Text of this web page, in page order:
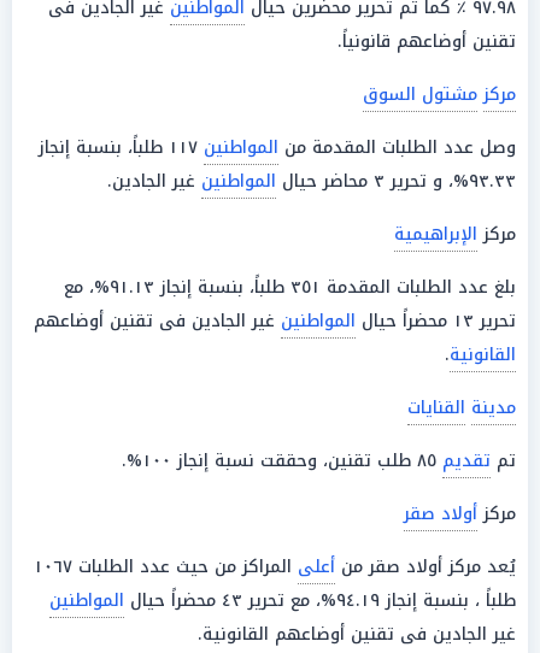
٩٧.٩٨ ٪ كما تم تحرير محضرين حيال المواطنين غير الجادين فى
تقنين أوضاعهم قانونياً.
مركزمشتول السوق
وصل عدد الطلبات المقدمة من المواطنين
١١٧ طلباً، بنسبة إنجاز
٩٣.٣٣%، و تحرير ٣ محاضر حيال
المواطنين غير الجادين.
مركزالإبراهيمية
بلغ عدد الطلبات المقدمة ٣٥١ طلباً، بنسبة إنجاز ٩١.١٣%، مع
تحرير ١٣ محضراً حيال
المواطنين غير الجادين فى تقنين أوضاعهم
القانونية.
مدينة القنايات
تم تقديم
مركزأولاد صقر
يُعد مركز أولاد صقر من أعلى
المراكز من حيث عدد الطلبات ١٠٦٧
طلباً ، بنسبة إنجاز ٩٤.١٩%، مع تحرير ٤٣ محضراً حيال
المواطنين
غير الجادين فى تقنين أوضاعهم القانونية.